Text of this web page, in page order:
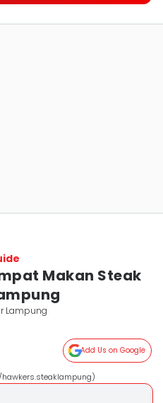
Makan Steak
Lampung
Add Us on Google